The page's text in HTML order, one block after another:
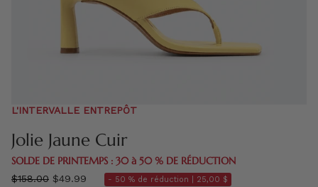
L'INTERVALLE ENTREPÔT
Jolie Jaune Cuir
SOLDE DE PRINTEMPS : 30 à 50 % DE RÉDUCTION
régulier
$158.00 $49.99 - 50 % de réduction | 25,00 $